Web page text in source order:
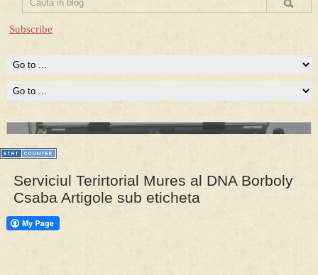
Subscribe
PRESA
Prima mea carte publicata (Nemira)
Averea Presedintelui: prima lucrare despre controversatele
conturi secrete ale Securitatii.
Serviciul Terirtorial Mures al DNA Borboly
Csaba Artigole sub eticheta